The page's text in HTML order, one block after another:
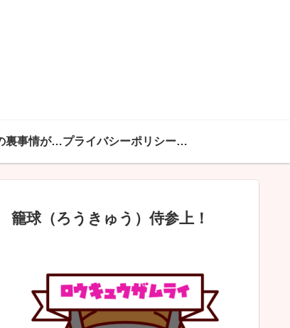
ハピネッツの裏事情が満載 プライバシーポリシー・免責事項
籠球（ろうきゅう）侍参上！